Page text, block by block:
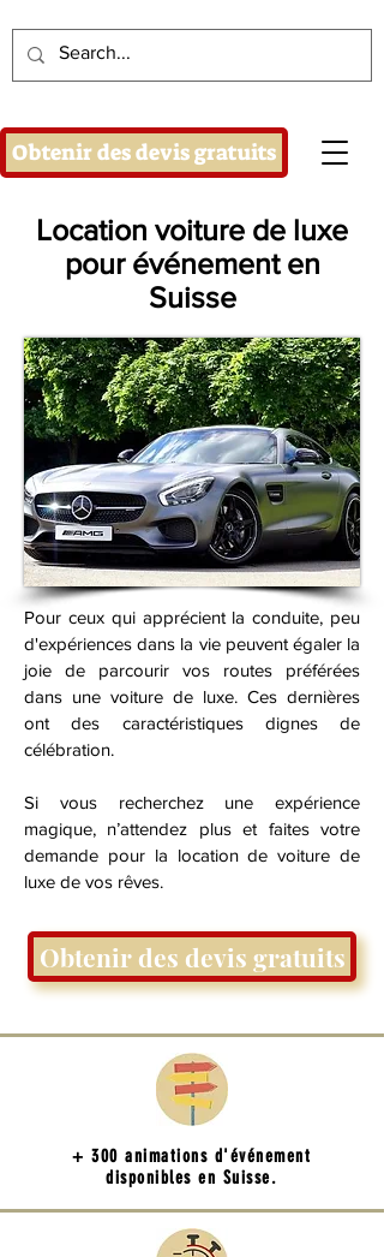
Obtenir des devis gratuits
Location voiture de luxe
pour événement en
Suisse
Pour ceux qui apprécient la conduite, peu
d'expériences dans la vie peuvent égaler la
joie de parcourir vos routes préférées
dans une voiture de luxe. Ces dernières
ont des caractéristiques dignes de
célébration.
Si vous recherchez une expérience
magique, n’attendez plus et faites votre
demande pour la location de voiture de
luxe de vos rêves.
Obtenir des devis gratuits
+ 300 animations d'événement
disponibles en Suisse.